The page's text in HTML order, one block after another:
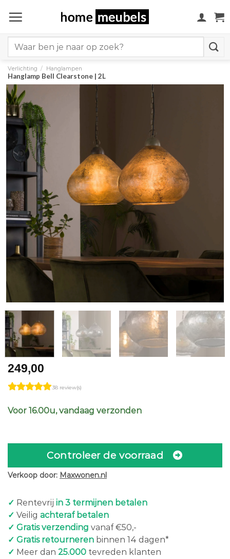
naar
for:
Verlichting / Hanglampen
Hanglamp Bell Clearstone | 2L
249,00
38 review(s)
Voor 16.00u, vandaag verzonden
Controleer de voorraad
Verkoop door: Maxwonen.nl
✓ Rentevrij in 3 termijnen betalen
✓ Veilig achteraf betalen
✓ Gratis verzending vanaf €50,-
✓ Gratis retourneren binnen 14 dagen*
✓ Meer dan 25.000 tevreden klanten